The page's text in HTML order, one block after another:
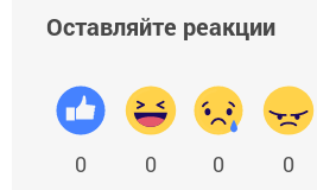
Оставляйте реакции
0 0 0 0